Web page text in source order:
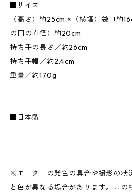
■サイズ
（高さ）約25cm ×（横幅）袋口約
の円の直径）約20cm
持ち手の長さ／約26cm
持ち手幅／約2.4cm
重量／約170g
■日本製
※モニターの発色の具合や撮影の状
と色が異なる場合があります。この